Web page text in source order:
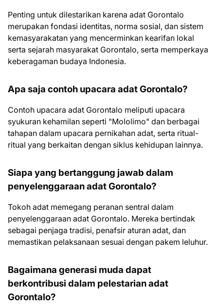
Penting untuk dilestarikan karena adat Gorontalo
merupakan fondasi identitas, norma sosial, dan sistem
kemasyarakatan yang mencerminkan kearifan lokal
serta sejarah masyarakat Gorontalo, serta memperkaya
keberagaman budaya Indonesia.
Apa saja contoh upacara adat Gorontalo?
Contoh upacara adat Gorontalo meliputi upacara
syukuran kehamilan seperti "Mololimo" dan berbagai
tahapan dalam upacara pernikahan adat, serta ritual-
ritual yang berkaitan dengan siklus kehidupan lainnya.
Siapa yang bertanggung jawab dalam
penyelenggaraan adat Gorontalo?
Tokoh adat memegang peranan sentral dalam
penyelenggaraan adat Gorontalo. Mereka bertindak
sebagai penjaga tradisi, penafsir aturan adat, dan
memastikan pelaksanaan sesuai dengan pakem leluhur.
Bagaimana generasi muda dapat
berkontribusi dalam pelestarian adat
Gorontalo?